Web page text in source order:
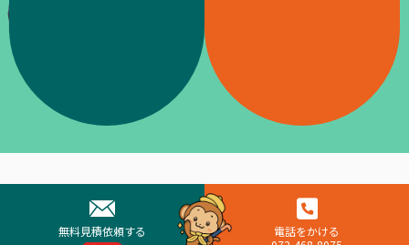
無料見積依頼する
電話をかける